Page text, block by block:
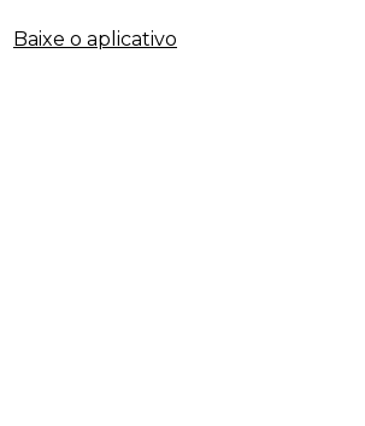
Baixe o aplicativo